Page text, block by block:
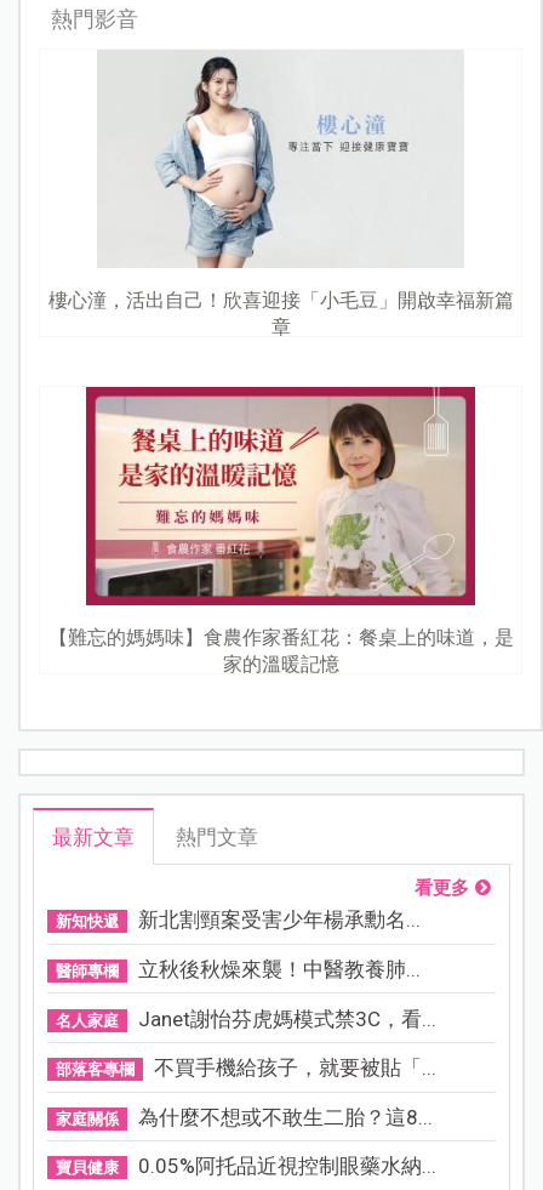
熱門影音
樓心潼，活出自己！欣喜迎接「小毛豆」開啟幸福新篇
章
【難忘的媽媽味】食農作家番紅花：餐桌上的味道，是
家的溫暖記憶
最新文章 熱門文章
看更多
新知快遞 新北割頸案受害少年楊承勳名...
醫師專欄 立秋後秋燥來襲！中醫教養肺...
名人家庭 Janet謝怡芬虎媽模式禁3C，看...
部落客專欄 不買手機給孩子，就要被貼「...
家庭關係 為什麼不想或不敢生二胎？這8...
寶貝健康 0.05%阿托品近視控制眼藥水納...